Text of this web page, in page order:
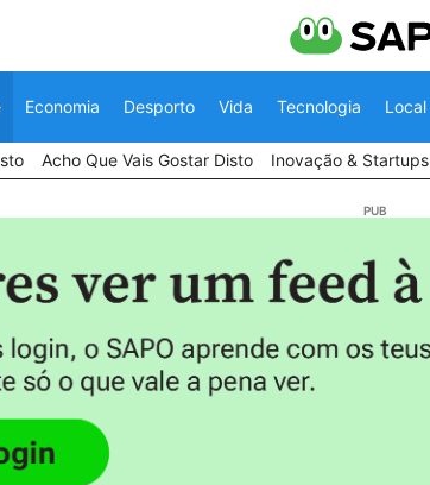
Economia Desporto Vida Tecnologia Local
Acho Que Vais Gostar Disto Inovação & Startups